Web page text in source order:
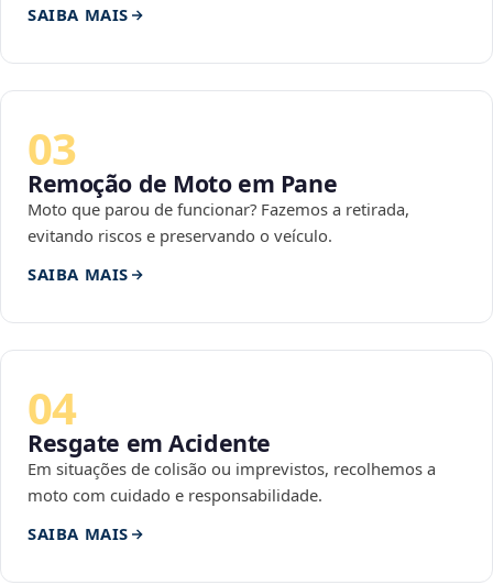
SAIBA MAIS
03
Remoção de Moto em Pane
Moto que parou de funcionar? Fazemos a retirada,
evitando riscos e preservando o veículo.
SAIBA MAIS
04
Resgate em Acidente
Em situações de colisão ou imprevistos, recolhemos a
moto com cuidado e responsabilidade.
SAIBA MAIS